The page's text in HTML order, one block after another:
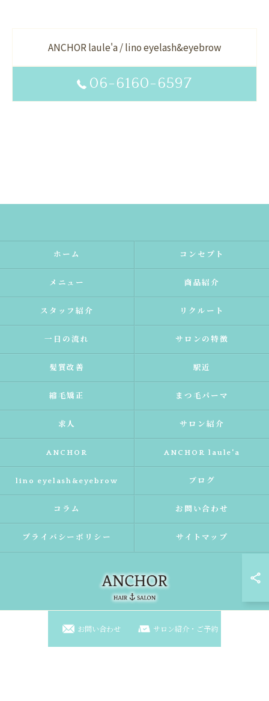
ANCHOR laule'a / lino eyelash&eyebrow
06-6160-6597
お問い合わせ サロン紹介・ご予約
ホーム コンセプト
メニュー 商品紹介
スタッフ紹介 リクルート
一日の流れ サロンの特徴
髪質改善 駅近
縮毛矯正 まつ毛パーマ
求人 サロン紹介
ANCHOR ANCHOR laule'a
lino eyelash&eyebrow ブログ
コラム お問い合わせ
プライバシーポリシー サイトマップ
© 2026 大阪府東淀川区の美容室ならANCHOR laule'a ALL RIGHTS RESERVED.